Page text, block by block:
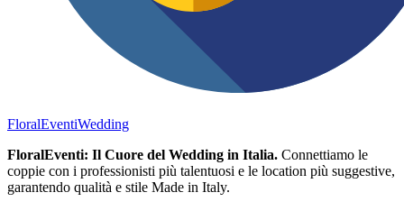
FloralEventiWedding
FloralEventi: Il Cuore del Wedding in Italia. Connettiamo le
coppie con i professionisti più talentuosi e le location più suggestive,
garantendo qualità e stile Made in Italy.